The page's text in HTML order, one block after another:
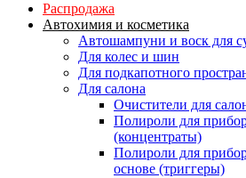
Распродажа
Автохимия и косметика
Автошампуни и воск для
Для колес и шин
Для подкапотного
Для салона
Очистители для
Полироли для
(концентраты)
Полироли для
основе (триггеры)